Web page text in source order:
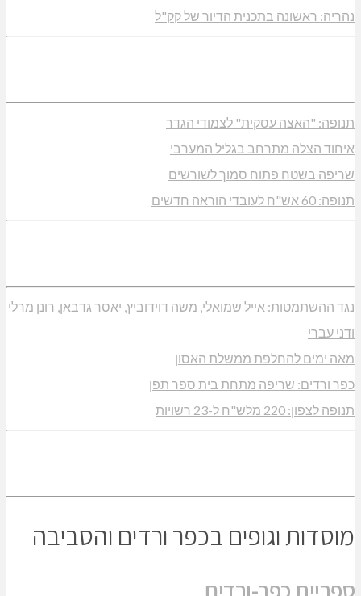
נהריה: ראשונה בתכנית הדיור של קק"ל
תנופה: "האצה עסקית" לצמודי הגדר
איחוד הצלה מתרחב בגליל המערבי
שריפה בשטח פתוח סמוך לשורשים
תנופה: 60 אש"ח לעובדי הוראה חדשים
נגד ההשתמטות: אייל שמואלי, משה דוידוביץ, יאסר גדבאן, רונן מרלי
ודני עברי
מאה ימים להחלפת ממשלת האסון
כפר ורדים: שריפה מתחת בית ספר תפן
תנופה לצפון: 220 מלש"ח ל-23 רשויות
מוסדות וגופים בכפר ורדים והסביבה
ספריית כפר-ורדים